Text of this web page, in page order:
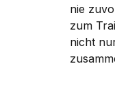
nie
zum
nicht